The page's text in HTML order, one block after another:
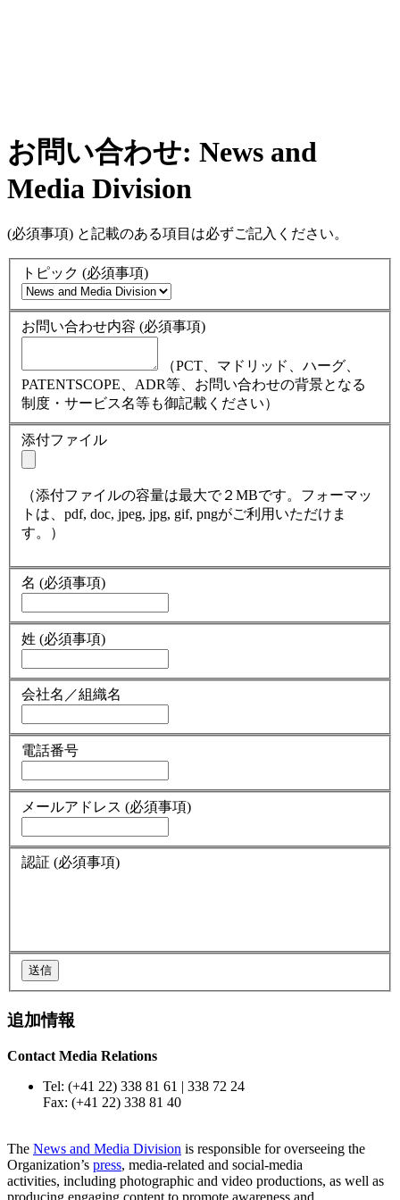
お問い合わせ: News and
Media Division
(必須事項) と記載のある項目は必ずご記入ください。
トピック (必須事項)
お問い合わせ内容 (必須事項)
PATENTSCOPE、ADR等、お問い合わせの背景となる
制度・サービス名等も御記載ください）
添付ファイル
（添付ファイルの容量は最大で２MBです。フォーマッ
トは、pdf, doc, jpeg, jpg, gif, pngがご利用いただけま
す。）
名 (必須事項)
姓 (必須事項)
会社名／組織名
電話番号
メールアドレス (必須事項)
認証 (必須事項)
追加情報
Contact Media Relations
Tel: (+41 22) 338 81 61 | 338 72 24
Fax: (+41 22) 338 81 40
The News and Media Division is responsible for overseeing the
Organization’s press, media-related and social-media
activities, including photographic and video productions, as well as